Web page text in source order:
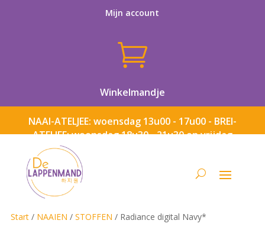
Mijn account

Winkelmandje
NAAI-ATELJEE: woensdag 13u00 - 17u00 - BREI-
ATELJEE: woensdag 18u30 - 21u30 en vrijdag
Start/ NAAIEN / STOFFEN / Radiance digital Navy*